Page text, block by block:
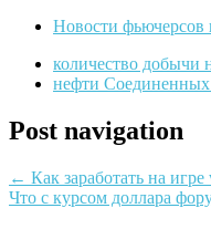
Новости
количество добычи
нефти
Post navigation
← Как заработать на
Что с курсом доллара